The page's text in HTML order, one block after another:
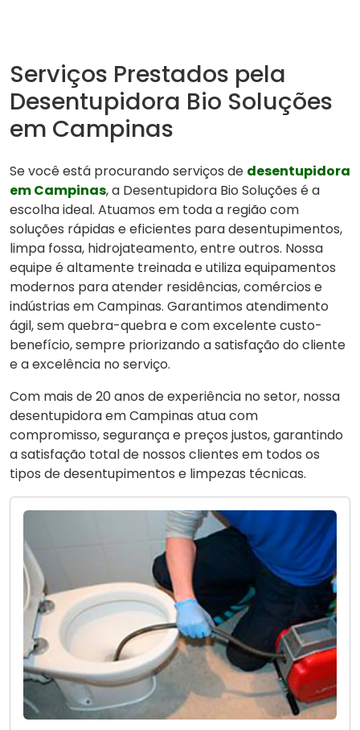
Serviços Prestados pela
Desentupidora Bio Soluções
em Campinas
Se você está procurando serviços de desentupidora
em Campinas, a Desentupidora Bio Soluções é a
escolha ideal. Atuamos em toda a região com
soluções rápidas e eficientes para desentupimentos,
limpa fossa, hidrojateamento, entre outros. Nossa
equipe é altamente treinada e utiliza equipamentos
modernos para atender residências, comércios e
indústrias em Campinas. Garantimos atendimento
ágil, sem quebra-quebra e com excelente custo-
benefício, sempre priorizando a satisfação do cliente
e a excelência no serviço.
Com mais de 20 anos de experiência no setor, nossa
desentupidora em Campinas atua com
compromisso, segurança e preços justos, garantindo
a satisfação total de nossos clientes em todos os
tipos de desentupimentos e limpezas técnicas.